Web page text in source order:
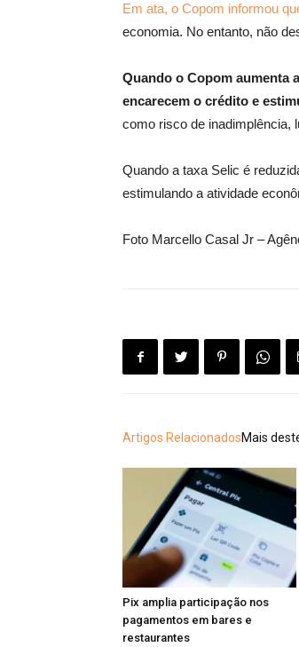
Em ata, o Copom informou
economia. No entanto, não
Quando o Copom aumenta
encarecem o crédito e
como risco de inadimplência,
Quando a taxa Selic é
estimulando a atividade
Foto Marcello Casal Jr –
Artigos RelacionadosMais
Pix amplia participação nos
pagamentos em bares e
restaurantes